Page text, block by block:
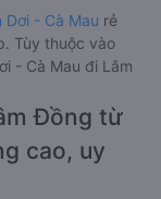
- Cà Mau rẻ
Tùy thuộc vào
- Cà Mau đi Lâm
Đồng từ
cao, uy